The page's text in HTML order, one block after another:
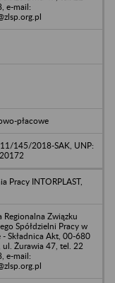
e-mail:
płacowe
145/2018-SAK, UNP:
Pracy INTORPLAST,
Regionalna Związku
Spółdzielni Pracy w
- Składnica Akt, 00-680
ul. Żurawia 47, tel. 22
e-mail: